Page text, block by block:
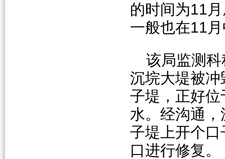
的时间为11
一般也在11
该局监测
沉垸大堤被
子堤，正好
水。经沟通
子堤上开个
口进行修复。